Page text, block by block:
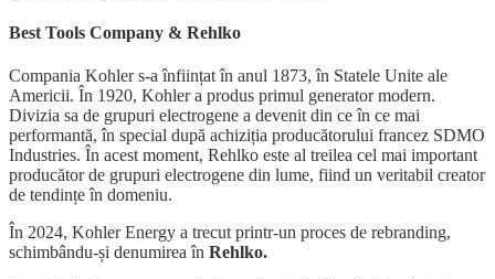
Best Tools Company & Rehlko
Compania Kohler s-a înființat în anul 1873, în Statele Unite ale
Americii. În 1920, Kohler a produs primul generator modern.
Divizia sa de grupuri electrogene a devenit din ce în ce mai
performantă, în special după achiziția producătorului francez SDMO
Industries. În acest moment, Rehlko este al treilea cel mai important
producător de grupuri electrogene din lume, fiind un veritabil creator
de tendințe în domeniu.
În 2024, Kohler Energy a trecut printr-un proces de rebranding,
schimbându-și denumirea în Rehlko.